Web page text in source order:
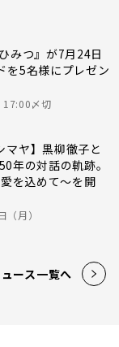
みつ』が7月24日
を5名様にプレゼン
17:00〆切
マヤ】黒柳徹子と
年の対話の軌跡。
を込めて～を開
月）
ース一覧へ